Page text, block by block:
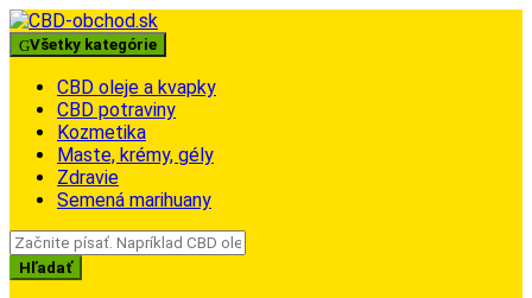
Skip
to
navigation
Skip
to
content
Všetky kategórie
CBD oleje a kvapky
CBD potraviny
Kozmetika
Maste, krémy, gély
Zdravie
Semená marihuany
Search
for:
Hľadať